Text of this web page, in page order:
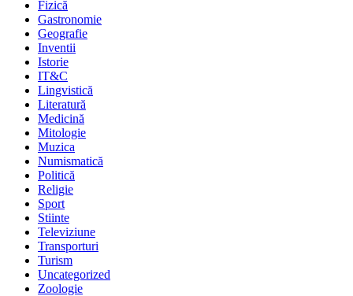
Fizică
Gastronomie
Geografie
Inventii
Istorie
IT&C
Lingvistică
Literatură
Medicină
Mitologie
Muzica
Numismatică
Politică
Religie
Sport
Stiinte
Televiziune
Transporturi
Turism
Uncategorized
Zoologie